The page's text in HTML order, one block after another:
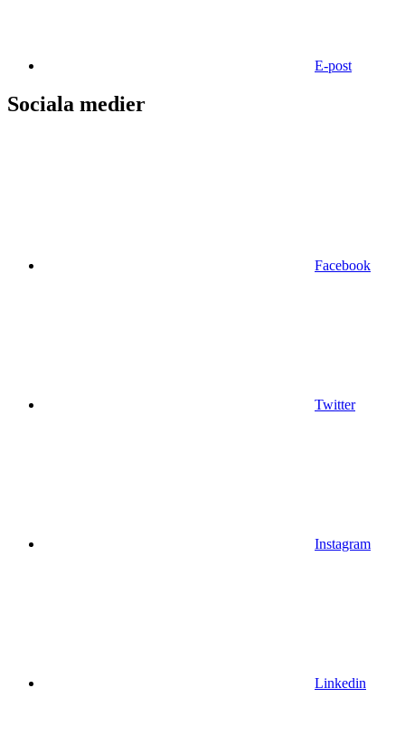
E-post
Sociala medier
Facebook
Twitter
Instagram
Linkedin